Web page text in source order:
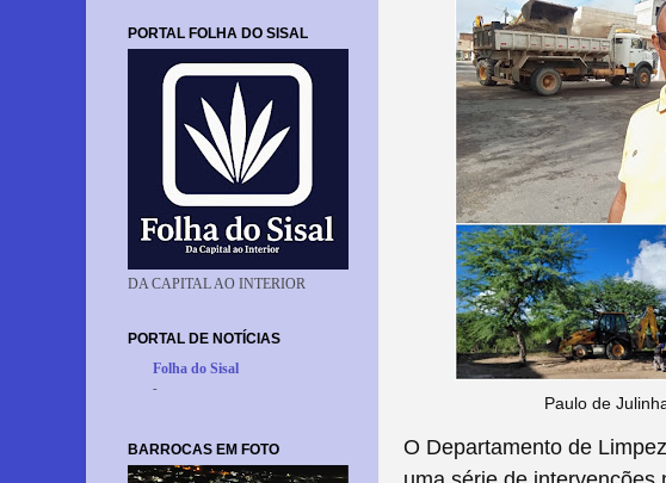
Paulo de
O Departamento de
PORTAL FOLHA DO SISAL
DA CAPITAL AO INTERIOR
PORTAL DE NOTÍCIAS
Folha do Sisal
-
BARROCAS EM FOTO